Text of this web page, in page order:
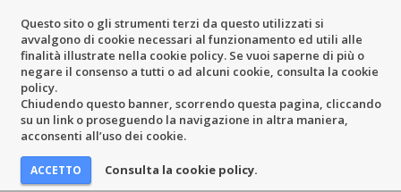
Questo sito o gli strumenti terzi da questo utilizzati si
avvalgono di cookie necessari al funzionamento ed utili alle
finalità illustrate nella cookie policy. Se vuoi saperne di più o
negare il consenso a tutti o ad alcuni cookie, consulta la cookie
policy.
Chiudendo questo banner, scorrendo questa pagina, cliccando
su un link o proseguendo la navigazione in altra maniera,
acconsenti all’uso dei cookie.
Consulta la cookie policy.